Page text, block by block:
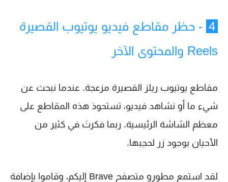
4 - حظر مقاطع فيديو يوتيوب القصيرة
Reels والمحتوى الآخر
مقاطع يوتيوب ريلز القصيرة مزعجة. عندما نبحث عن
شيء ما أو نشاهد فيديو، تستحوذ هذه المقاطع على
معظم الشاشة الرئيسية. ربما فكرتَ في كثير من
الأحيان بوجود زر لحجبها.
لقد استمع مطورو متصفح Brave إليكم، وقاموا بإضافة